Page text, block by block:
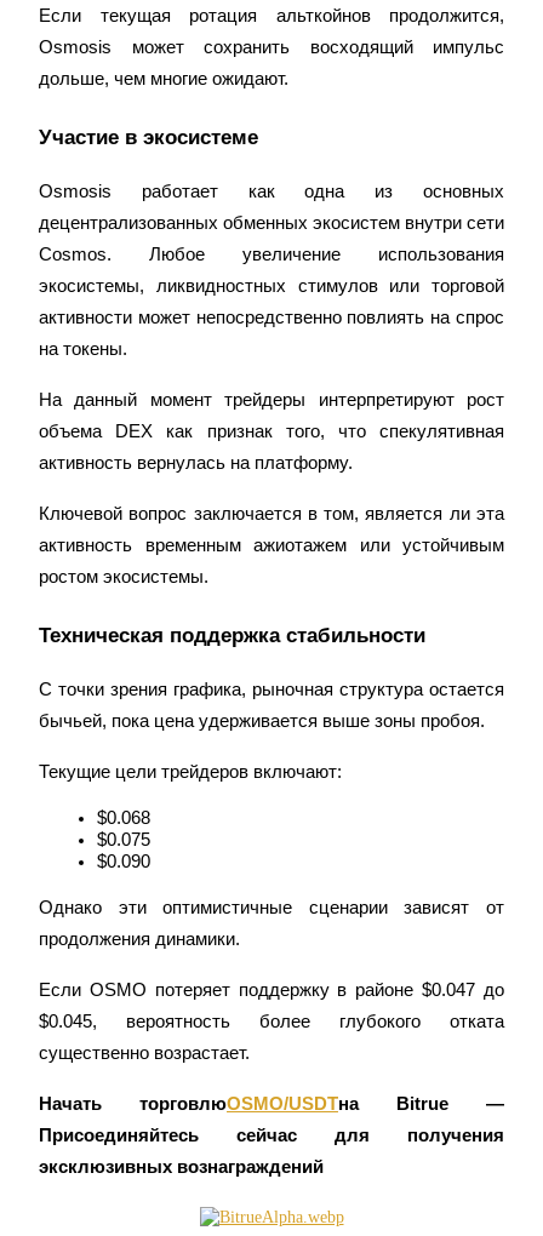
BTC Welcome Rewards
Deposit & Trade BTC to Share 25000 USDT prize pool!
Deposit CASHCAT & Win
Share 500000 CASHCAT prize pool
Exclusive for BitMart Users
Register & Trade to Win 500,000 USDT
Precious Metals Trading Carnival
USDT New User Exclusive 10% APR
USDT Flexible Staking | Daily Rewards
BTC New User Exclusive: 6.5% APR
BTC Flexible Staking | Daily Rewards
Если текущая ротация альткойнов продолжится,
Osmosis может сохранить восходящий импульс
дольше, чем многие ожидают.
Участие в экосистеме
Оsmosis работает как одна из основных
децентрализованных обменных экосистем внутри сети
Cosmos. Любое увеличение использования
экосистемы, ликвидностных стимулов или торговой
активности может непосредственно повлиять на спрос
на токены.
На данный момент трейдеры интерпретируют рост
объема DEX как признак того, что спекулятивная
активность вернулась на платформу.
Ключевой вопрос заключается в том, является ли эта
активность временным ажиотажем или устойчивым
ростом экосистемы.
Техническая поддержка стабильности
С точки зрения графика, рыночная структура остается
бычьей, пока цена удерживается выше зоны пробоя.
Текущие цели трейдеров включают:
$0.068
$0.075
$0.090
Однако эти оптимистичные сценарии зависят от
продолжения динамики.
Если OSMO потеряет поддержку в районе $0.047 до
$0.045, вероятность более глубокого отката
существенно возрастает.
Начать торговлюOSMO/USDTна Bitrue —
Присоединяйтесь сейчас для получения
эксклюзивных вознаграждений